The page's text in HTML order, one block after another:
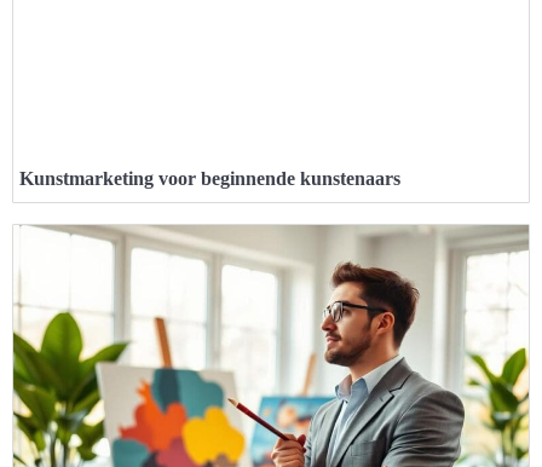
Kunstmarketing voor beginnende kunstenaars